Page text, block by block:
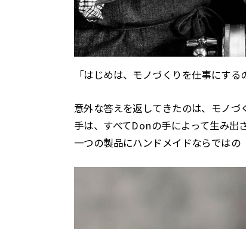
「はじめは、モノづくりを仕事にする
意外な答えを返してきたのは、モノ
手は、すべてDonの手によって生み出
一つの製品にハンドメイドならではの